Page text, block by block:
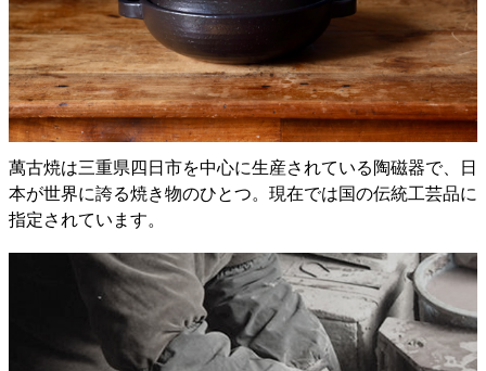
萬古焼は三重県四日市を中心に生産されている陶磁器で、日
本が世界に誇る焼き物のひとつ。現在では国の伝統工芸品に
指定されています。